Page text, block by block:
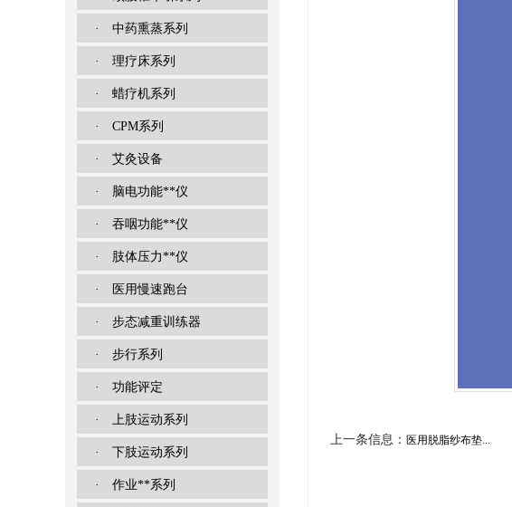
· 中药熏蒸系列
· 理疗床系列
· 蜡疗机系列
· CPM系列
· 艾灸设备
· 脑电功能**仪
· 吞咽功能**仪
· 肢体压力**仪
· 医用慢速跑台
· 步态减重训练器
· 步行系列
· 功能评定
· 上肢运动系列
· 下肢运动系列
· 作业**系列
上一条信息： 医用脱脂纱布垫...